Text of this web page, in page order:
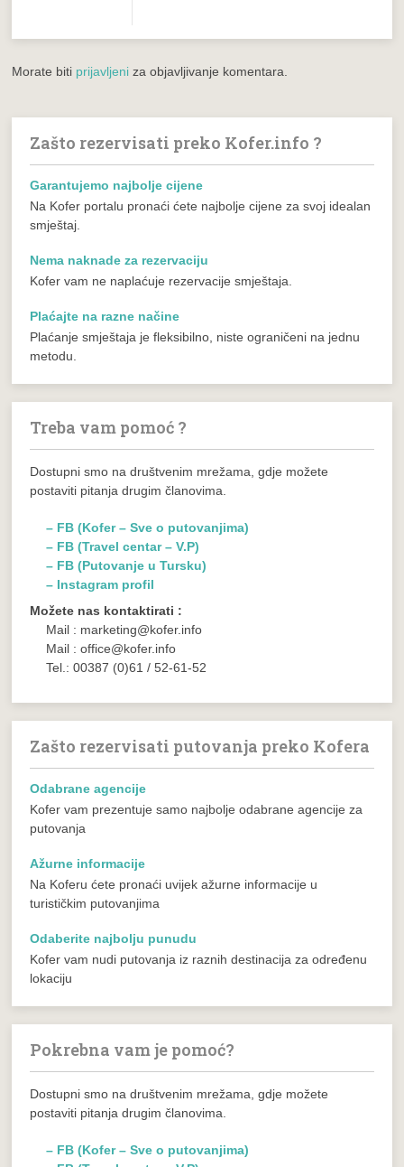
Morate biti prijavljeni za objavljivanje komentara.
Zašto rezervisati preko Kofer.info ?
Garantujemo najbolje cijene
Na Kofer portalu pronaći ćete najbolje cijene za svoj idealan
smještaj.
Nema naknade za rezervaciju
Kofer vam ne naplaćuje rezervacije smještaja.
Plaćajte na razne načine
Plaćanje smještaja je fleksibilno, niste ograničeni na jednu
metodu.
Treba vam pomoć ?
Dostupni smo na društvenim mrežama, gdje možete
postaviti pitanja drugim članovima.
– FB (Kofer – Sve o putovanjima)
– FB (Travel centar – V.P)
– FB (Putovanje u Tursku)
– Instagram profil
Možete nas kontaktirati :
Mail : marketing@kofer.info
Mail : office@kofer.info
Tel.: 00387 (0)61 / 52-61-52
Zašto rezervisati putovanja preko Kofera
Odabrane agencije
Kofer vam prezentuje samo najbolje odabrane agencije za
putovanja
Ažurne informacije
Na Koferu ćete pronaći uvijek ažurne informacije u
turističkim putovanjima
Odaberite najbolju punudu
Kofer vam nudi putovanja iz raznih destinacija za određenu
lokaciju
Pokrebna vam je pomoć?
Dostupni smo na društvenim mrežama, gdje možete
postaviti pitanja drugim članovima.
– FB (Kofer – Sve o putovanjima)